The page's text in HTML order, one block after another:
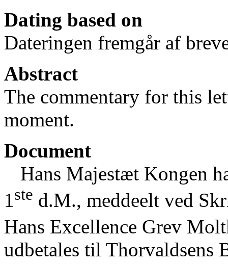
Dating based on
Dateringen fremgår af
Abstract
The commentary for this
moment.
Document
Hans Majestæt Kongen
1ste d.M., meddeelt ved
Hans Excellence Grev
udbetales til Thorvaldsens